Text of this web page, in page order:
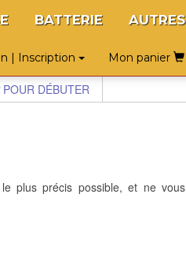
BATTERIE AUTRES
| Inscription Mon panier
POUR DÉBUTER
plus précis possible, et ne vous